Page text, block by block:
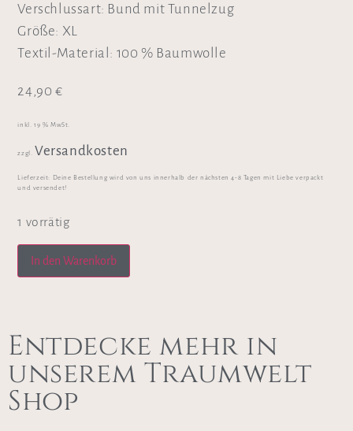
Verschlussart: Bund mit Tunnelzug
Größe: XL
Textil-Material: 100 % Baumwolle
24,90 €
inkl. 19 % MwSt.
zzgl. Versandkosten
Lieferzeit:
Deine Bestellung wird von uns innerhalb der nächsten 4-8 Tagen mit Liebe verpackt
und versendet!
1 vorrätig
In den Warenkorb
Entdecke mehr in
unserem Traumwelt
Shop